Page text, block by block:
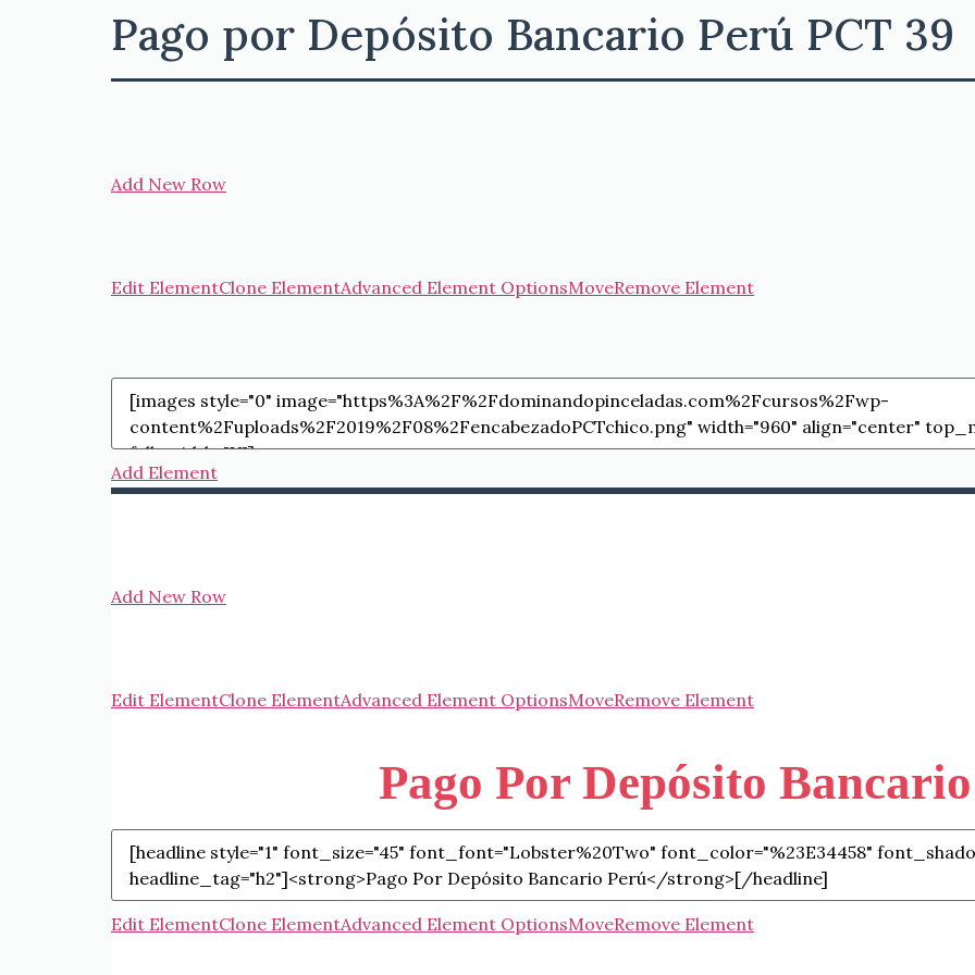
Pago por Depósito Bancario Perú PCT 39
Add New Row
Edit ElementClone ElementAdvanced Element OptionsMoveRemove Element
Add Element
Add New Row
Edit ElementClone ElementAdvanced Element OptionsMoveRemove Element
Pago Por Depósito
Edit ElementClone ElementAdvanced Element OptionsMoveRemove Element